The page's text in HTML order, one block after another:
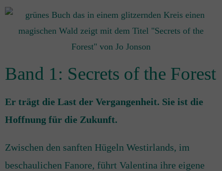
Band 1: Secrets of the Forest
Er trägt die Last der Vergangenheit. Sie ist die
Hoffnung für die Zukunft.
Zwischen den sanften Hügeln Westirlands, im
beschaulichen Fanore, führt Valentina ihre eigene